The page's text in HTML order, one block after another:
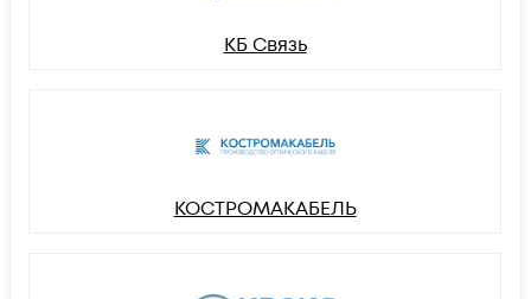
КБ Связь
КОСТРОМАКАБЕЛЬ